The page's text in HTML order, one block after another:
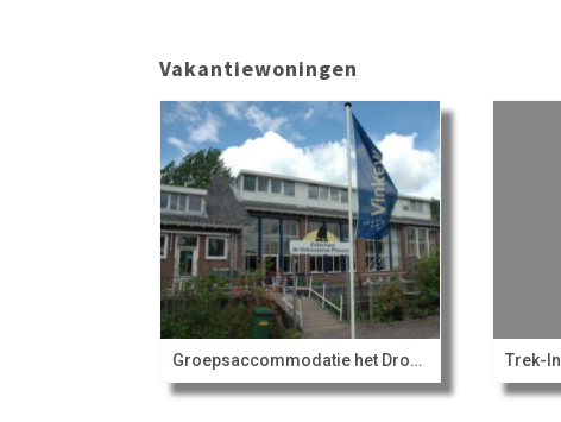
Vakantiewoningen
Groepsaccommodatie het Droogdok Trek-In